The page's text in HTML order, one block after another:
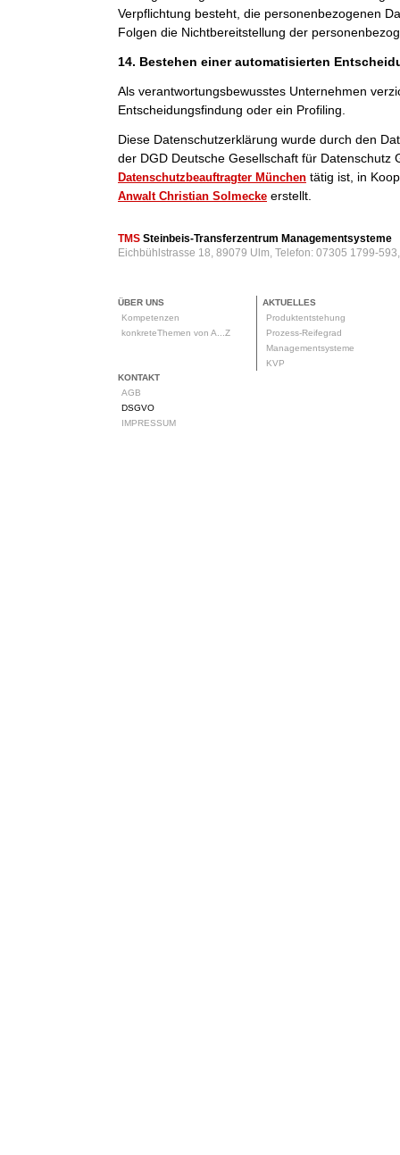
Verpflichtung besteht, die personenbezogenen
Folgen die Nichtbereitstellung der
14. Bestehen einer automatisierten
Als verantwortungsbewusstes Unternehmen
Entscheidungsfindung oder ein Profiling.
Diese Datenschutzerklärung wurde durch den
der DGD Deutsche Gesellschaft für Datenschutz
Datenschutzbeauftragter München tätig ist, in
Anwalt Christian Solmecke erstellt.
TMS Steinbeis-Transferzentrum Managementsysteme
Eichbühlstrasse 18, 89079 Ulm, Telefon: 07305 1799-
ÜBER UNS
Kompetenzen
konkreteThemen von A...Z
AKTUELLES
Produktentstehung
Prozess-Reifegrad
Managementsysteme
KVP
KONTAKT
AGB
DSGVO
IMPRESSUM